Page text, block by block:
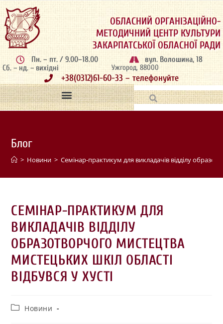
ОБЛАСНИЙ ОРГАНІЗАЦІЙНО-
МЕТОДИЧНИЙ ЦЕНТР КУЛЬТУРИ
ЗАКАРПАТСЬКОЇ ОБЛАСНОЇ РАДИ
Пн. – пт. / 9.00–18.00
Сб. – нд. – вихідні
вул. Волошина, 18
Ужгород, 88000
+38(0312)61-60-33 – телефонуйте
Блог
> Новини > Cемінар-практикум для викладачів відділу
CЕМІНАР-ПРАКТИКУМ ДЛЯ
ВИКЛАДАЧІВ ВІДДІЛУ
ОБРАЗОТВОРЧОГО МИСТЕЦТВА
МИСТЕЦЬКИХ ШКІЛ ОБЛАСТІ
ВІДБУВСЯ У ХУСТІ
Новини